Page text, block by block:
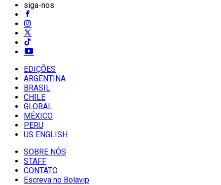
siga-nos
EDIÇÕES
ARGENTINA
BRASIL
CHILE
GLOBAL
MÉXICO
PERU
US ENGLISH
SOBRE NÓS
STAFF
CONTATO
Escreva no Bolavip